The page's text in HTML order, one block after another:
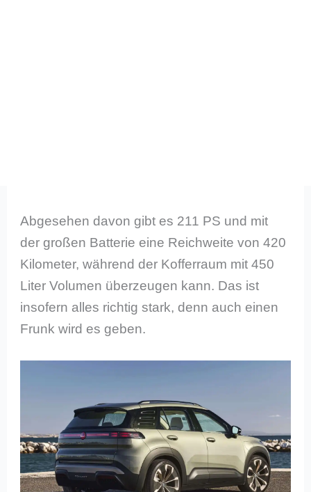
Abgesehen davon gibt es 211 PS und mit
der großen Batterie eine Reichweite von 420
Kilometer, während der Kofferraum mit 450
Liter Volumen überzeugen kann. Das ist
insofern alles richtig stark, denn auch einen
Frunk wird es geben.